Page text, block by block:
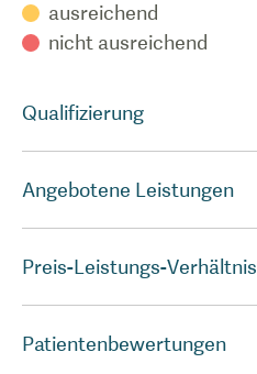
ausreichend
nicht ausreichend
Qualifizierung
Angebotene Leistungen
Preis-Leistungs-Verhältnis
Patientenbewertungen